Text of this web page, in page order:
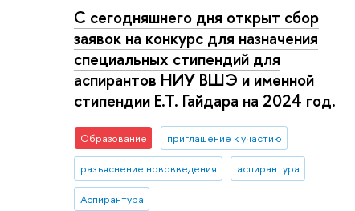
С сегодняшнего дня открыт сбор
заявок на конкурс для назначения
специальных стипендий для
аспирантов НИУ ВШЭ и именной
стипендии Е.Т. Гайдара на 2024 год.
Образование приглашение к участию
разъяснение нововведения аспирантура
Аспирантура